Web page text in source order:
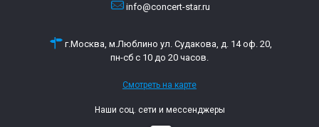
info@concert-star.ru
г.Москва, м.Люблино ул. Судакова, д. 14 оф. 20,
пн-сб с 10 до 20 часов.
Смотреть на карте
Наши соц. сети и мессенджеры